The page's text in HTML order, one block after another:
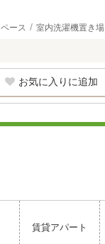
ース 室内洗濯機置き場
お気に入りに追加
賃貸アパート